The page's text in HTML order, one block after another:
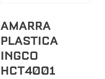
AMARRA
PLASTICA
INGCO
HCT4001